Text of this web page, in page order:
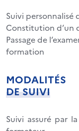
Suivi personnalisé
Constitution d’un
Passage de
formation
MODALITÉS
DE SUIVI
Suivi assuré par